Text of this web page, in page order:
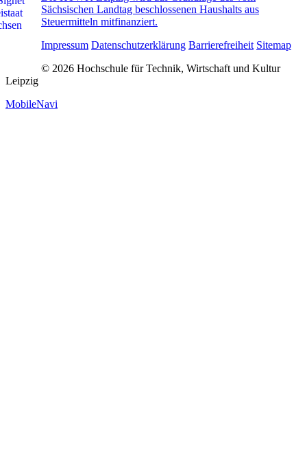
Sächsischen Landtag beschlossenen Haushalts aus
Steuermitteln mitfinanziert.
Impressum Datenschutzerklärung Barrierefreiheit Sitemap
© 2026 Hochschule für Technik, Wirtschaft und Kultur
Leipzig
MobileNavi